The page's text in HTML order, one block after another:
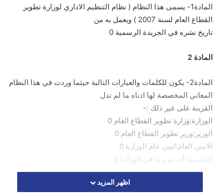
المادة1- يسمى هذا النظام ( نظام التنظيم الاداري لوزارة تطوير
القطاع العام لسنة 2007 ) ويعمل به من
تاريخ نشره في الجريدة الرسمية 0
المادة 2
المادة2- يكون للكلمات والعبارات التالية حيثما وردت في هذا النظام
المعاني المخصصة لها ادناه ما لم تدل
القرينة على غير ذلك :-
الوزارة:وزارة تطوير القطاع العام 0
الوزير:وزير تطوير القطاع العام 0
الامين العام:امين عام الوزارة 0
المديرية :أي مديرية في الوزارة 0
المدير:مدير المديرية 0
اللجنة:لجنة التخطيط المشكلة بموجب احكام هذا النظام 0
اظهر المزيد